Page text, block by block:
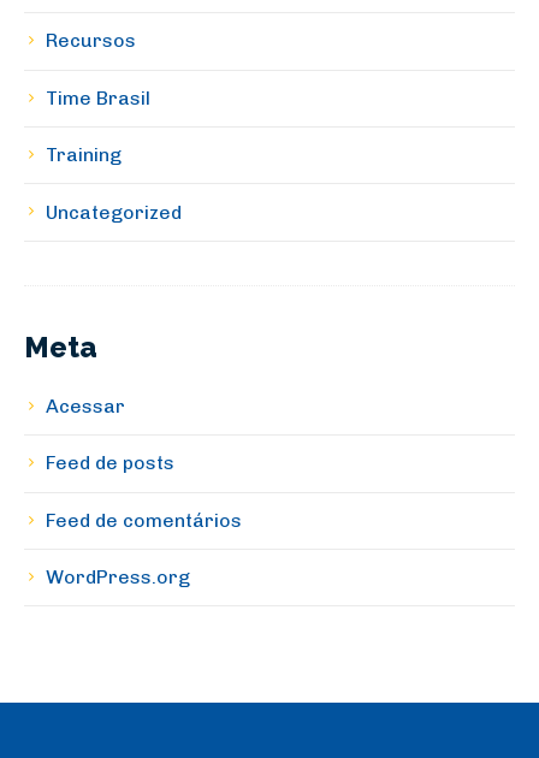
Recursos
Time Brasil
Training
Uncategorized
Meta
Acessar
Feed de posts
Feed de comentários
WordPress.org